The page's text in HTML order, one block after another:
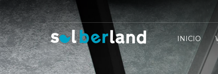
CÓMO COMPRAR
1 Entra en nuestras marcas 2 Elige los
Si tienes alguna duda, puedes contactar con nosotros
INICIO